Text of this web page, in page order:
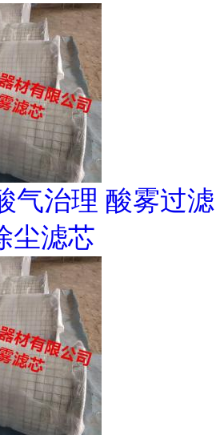
气治理 酸雾过滤
尘滤芯